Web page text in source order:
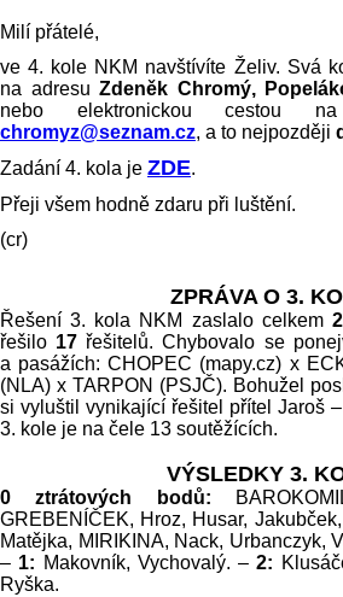
Milí přátelé,
ve 4. kole NKM navštívíte Želiv. Svá
na adresu Zdeněk Chromý,
nebo elektronickou cestou
chromyz@seznam.cz, a to nejpozději
Zadání 4. kola je ZDE.
Přeji všem hodně zdaru při luštění.
(cr)
ZPRÁVA O 3.
Řešení 3. kola NKM zaslalo celkem
řešilo 17 řešitelů. Chybovalo se
a pasážích: CHOPEC (mapy.cz) x
(NLA) x TARPON (PSJČ). Bohužel
si vyluštil vynikající řešitel přítel Jaroš
3. kole je na čele 13 soutěžících.
VÝSLEDKY 3.
0 ztrátových bodů:
GREBENÍČEK, Hroz, Husar,
Matějka, MIRIKINA, Nack, Urbanczyk,
– 1: Makovník, Vychovalý. –2:
Ryška.